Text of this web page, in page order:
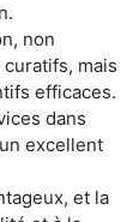
non
mais
efficaces.
dans
excellent
et la